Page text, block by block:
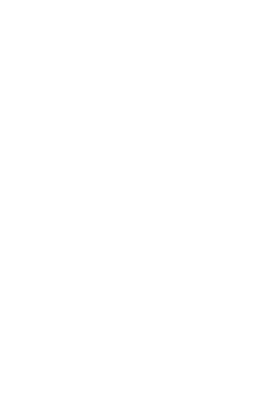
Historia Oral para recoger…